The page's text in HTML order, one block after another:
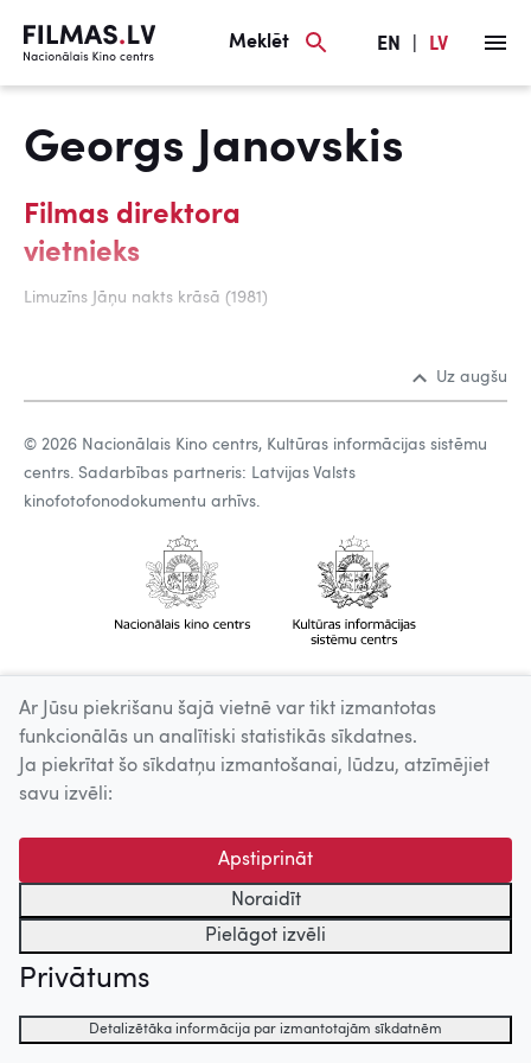
Meklēt EN LV
Georgs Janovskis
Filmas direktora
vietnieks
Limuzīns Jāņu nakts krāsā (1981)
Uz augšu
© 2026 Nacionālais Kino centrs, Kultūras informācijas sistēmu
centrs. Sadarbības partneris: Latvijas Valsts
kinofotofonodokumentu arhīvs.
Ar Jūsu piekrišanu šajā vietnē var tikt izmantotas
funkcionālās un analītiski statistikās sīkdatnes.
Ja piekrītat šo sīkdatņu izmantošanai, lūdzu, atzīmējiet
savu izvēli:
Apstiprināt
Noraidīt
Pielāgot izvēli
Privātums
Detalizētāka informācija par izmantotajām sīkdatnēm